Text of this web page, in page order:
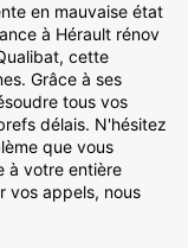
en mauvaise état
à Hérault rénov
cette
Grâce à ses
tous vos
délais. N'hésitez
que vous
à votre entière
vos appels, nous